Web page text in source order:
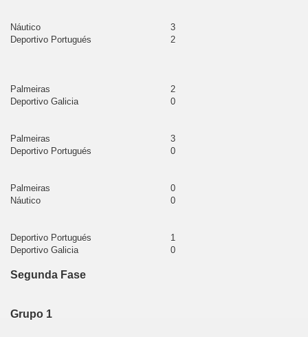
Náutico
3
Deportivo Portugués
2
Palmeiras
2
Deportivo Galicia
0
Palmeiras
3
Deportivo Portugués
0
Palmeiras
0
Náutico
0
Deportivo Portugués
1
Deportivo Galicia
0
Segunda Fase
Grupo 1